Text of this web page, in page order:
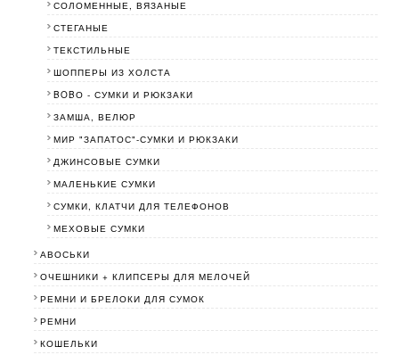
СОЛОМЕННЫЕ, ВЯЗАНЫЕ
СТЕГАНЫЕ
ТЕКСТИЛЬНЫЕ
ШОППЕРЫ ИЗ ХОЛСТА
BOBО - СУМКИ И РЮКЗАКИ
ЗАМША, ВЕЛЮР
МИР "ЗАПАТОС"-СУМКИ И РЮКЗАКИ
ДЖИНСОВЫЕ СУМКИ
МАЛЕНЬКИЕ СУМКИ
СУМКИ, КЛАТЧИ ДЛЯ ТЕЛЕФОНОВ
МЕХОВЫЕ СУМКИ
АВОСЬКИ
ОЧЕШНИКИ + КЛИПСЕРЫ ДЛЯ МЕЛОЧЕЙ
РЕМНИ И БРЕЛОКИ ДЛЯ СУМОК
РЕМНИ
КОШЕЛЬКИ